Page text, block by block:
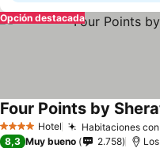
Opción destacada
4 EstrellasHotel Habitaciones
Four Points by
8,3 Muy bueno 2.758